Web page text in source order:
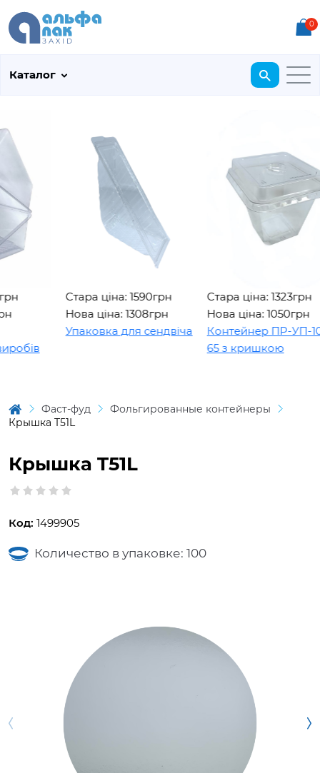
0
Каталог
Стара ціна: 1590грн
Нова ціна: 1308грн
Упаковка для сендвіча
Стара ціна: 1323грн
Нова ціна: 1050грн
Контейнер ПР-УП-109
65 з кришкою
Фаст-фуд
Фольгированные контейнеры
Крышка T51L
Крышка T51L
Код: 1499905
Количество в упаковке: 100